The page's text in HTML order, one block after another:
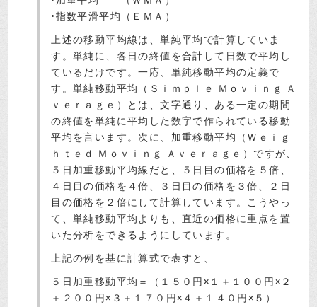
•指数平滑平均（ＥＭＡ）
上述の移動平均線は、単純平均で計算していま
す。単純に、各日の終値を合計して日数で平均し
ているだけです。一応、単純移動平均の定義で
す。単純移動平均（Ｓｉｍｐｌｅ Ｍｏｖｉｎｇ Ａ
ｖｅｒａｇｅ）とは、文字通り、ある一定の期間
の終値を単純に平均した数字で作られている移動
平均を言います。次に、加重移動平均（Ｗｅｉｇ
ｈｔｅｄ Ｍｏｖｉｎｇ Ａｖｅｒａｇｅ）ですが、
５日加重移動平均線だと、５日目の価格を５倍、
４日目の価格を４倍、３日目の価格を３倍、２日
目の価格を２倍にして計算しています。こうやっ
て、単純移動平均よりも、直近の価格に重点を置
いた分析をできるようにしています。
上記の例を基に計算式で表すと、
５日加重移動平均＝（１５０円×１＋１００円×２
＋２００円×３＋１７０円×４＋１４０円×５）